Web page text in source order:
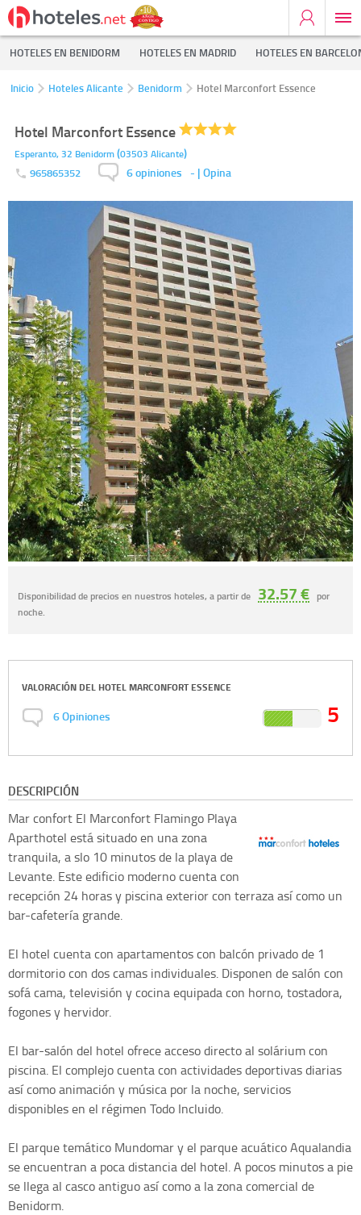
HOTELES EN BENIDORM HOTELES EN MADRID HOTELES EN
Inicio Hoteles Alicante Benidorm Hotel Marconfort Essence
Hotel Marconfort Essence
Esperanto, 32 Benidorm(03503 Alicante)
965865352 6 opiniones - | Opina
Disponibilidad de precios en nuestros hoteles, a partir de 32.57 € por
noche.
VALORACIÓN DEL HOTEL MARCONFORT ESSENCE
6Opiniones 5
DESCRIPCIÓN
Mar confort El Marconfort Flamingo Playa
Aparthotel está situado en una zona
tranquila, a slo 10 minutos de la playa de
Levante. Este edificio moderno cuenta con
recepción 24 horas y piscina exterior con terraza así como un
bar-cafetería grande.
El hotel cuenta con apartamentos con balcón privado de 1
dormitorio con dos camas individuales. Disponen de salón con
sofá cama, televisión y cocina equipada con horno, tostadora,
fogones y hervidor.
El bar-salón del hotel ofrece acceso directo al solárium con
piscina. El complejo cuenta con actividades deportivas diarias
así como animación y música por la noche, servicios
disponibles en el régimen Todo Incluido.
El parque temático Mundomar y el parque acuático Aqualandia
se encuentran a poca distancia del hotel. A pocos minutos a pie
se llega al casco antiguo así como a la zona comercial de
Benidorm.